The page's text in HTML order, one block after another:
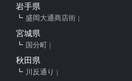
岩手県
盛岡大通商店街
宮城県
国分町
秋田県
川反通り